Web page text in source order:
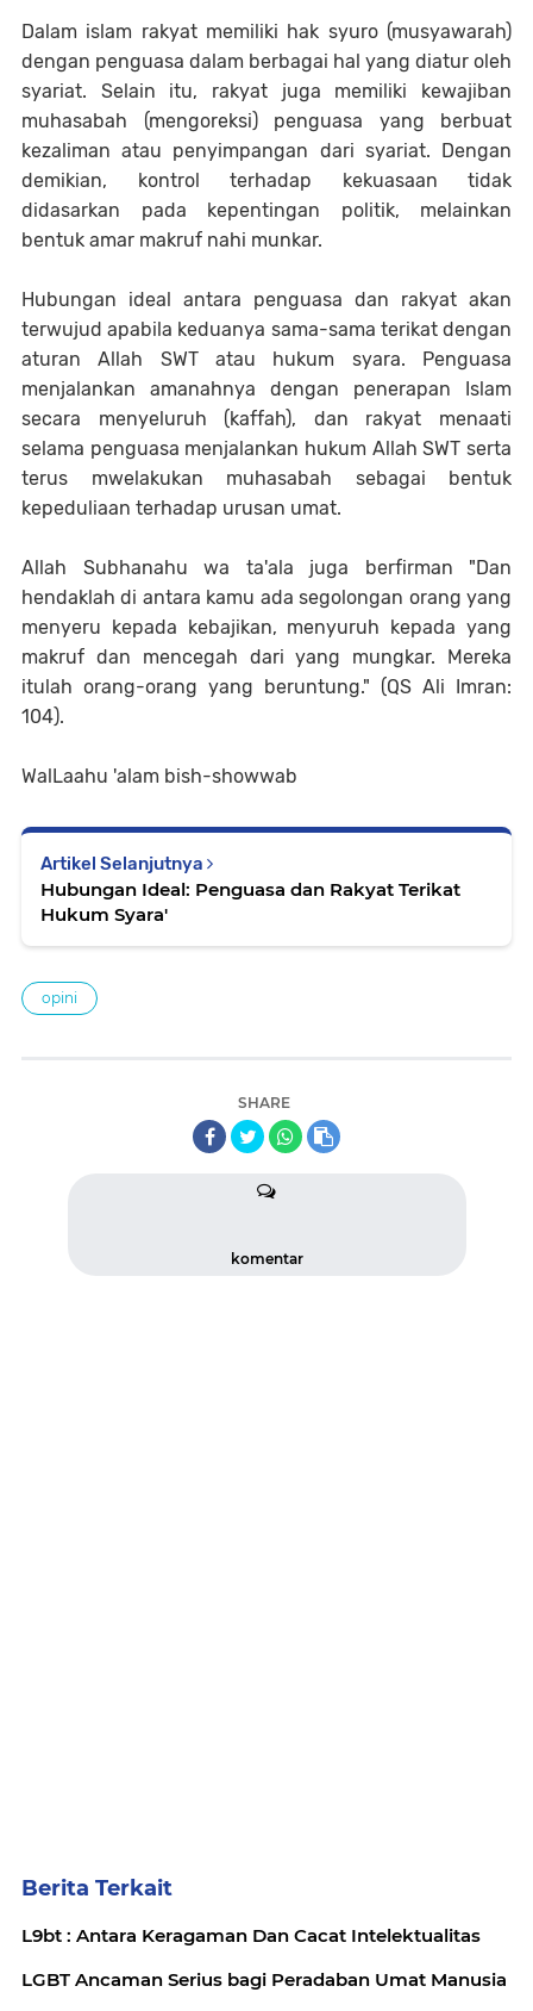
Dalam islam rakyat memiliki hak syuro (musyawarah)
dengan penguasa dalam berbagai hal yang diatur oleh
syariat. Selain itu, rakyat juga memiliki kewajiban
muhasabah (mengoreksi) penguasa yang berbuat
kezaliman atau penyimpangan dari syariat. Dengan
demikian, kontrol terhadap kekuasaan tidak
didasarkan pada kepentingan politik, melainkan
bentuk amar makruf nahi munkar.
Hubungan ideal antara penguasa dan rakyat akan
terwujud apabila keduanya sama-sama terikat dengan
aturan Allah SWT atau hukum syara. Penguasa
menjalankan amanahnya dengan penerapan Islam
secara menyeluruh (kaffah), dan rakyat menaati
selama penguasa menjalankan hukum Allah SWT serta
terus mwelakukan muhasabah sebagai bentuk
kepeduliaan terhadap urusan umat.
Allah Subhanahu wa ta'ala juga berfirman "Dan
hendaklah di antara kamu ada segolongan orang yang
menyeru kepada kebajikan, menyuruh kepada yang
makruf dan mencegah dari yang mungkar. Mereka
itulah orang-orang yang beruntung." (QS Ali Imran:
104).
WalLaahu 'alam bish-showwab
Artikel Selanjutnya
Hubungan Ideal: Penguasa dan Rakyat Terikat
Hukum Syara'
opini
SHARE
komentar
Berita Terkait
L9bt : Antara Keragaman Dan Cacat Intelektualitas
LGBT Ancaman Serius bagi Peradaban Umat Manusia